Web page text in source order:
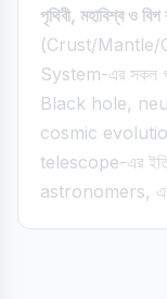
পৃথিবী, মহাবিশ্ব ও
(Crust/Mantle/
System-এর সকল
Black hole,
cosmic
telescope-এর
astronomers,